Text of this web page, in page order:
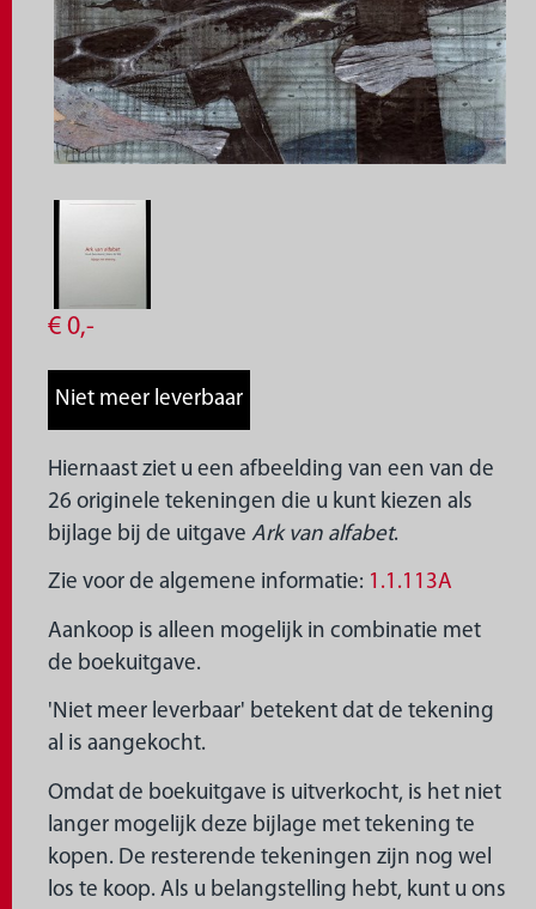
€ 0,-
Hiernaast ziet u een afbeelding van een van de
26 originele tekeningen die u kunt kiezen als
bijlage bij de uitgave Ark van alfabet.
Zie voor de algemene informatie: 1.1.113A
Aankoop is alleen mogelijk in combinatie met
de boekuitgave.
'Niet meer leverbaar' betekent dat de tekening
al is aangekocht.
Omdat de boekuitgave is uitverkocht, is het niet
langer mogelijk deze bijlage met tekening te
kopen. De resterende tekeningen zijn nog wel
los te koop. Als u belangstelling hebt, kunt u ons